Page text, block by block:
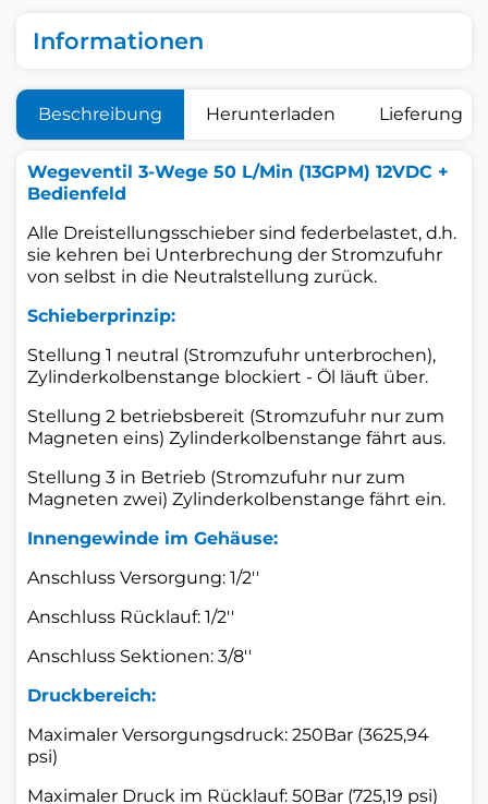
Informationen
Beschreibung Herunterladen Lieferung
Wegeventil 3-Wege 50 L/Min (13GPM) 12VDC +
Bedienfeld
Alle Dreistellungsschieber sind federbelastet, d.h.
sie kehren bei Unterbrechung der Stromzufuhr
von selbst in die Neutralstellung zurück.
Schieberprinzip:
Stellung 1 neutral (Stromzufuhr unterbrochen),
Zylinderkolbenstange blockiert - Öl läuft über.
Stellung 2 betriebsbereit (Stromzufuhr nur zum
Magneten eins) Zylinderkolbenstange fährt aus.
Stellung 3 in Betrieb (Stromzufuhr nur zum
Magneten zwei) Zylinderkolbenstange fährt ein.
Innengewinde im Gehäuse:
Anschluss Versorgung: 1/2''
Anschluss Rücklauf: 1/2''
Anschluss Sektionen: 3/8''
Druckbereich:
Maximaler Versorgungsdruck: 250Bar (3625,94
psi)
Maximaler Druck im Rücklauf: 50Bar (725,19 psi)